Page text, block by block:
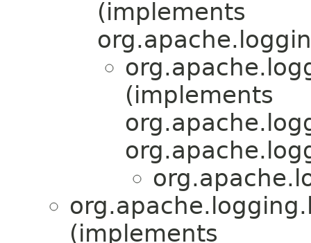
(implements
(implements
(implements